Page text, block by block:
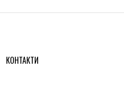
КОНТАКТИ